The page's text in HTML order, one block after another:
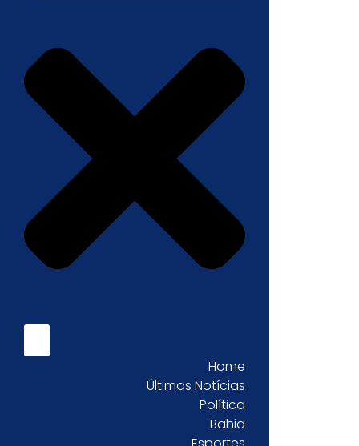
Home
Últimas Notícias
Política
Bahia